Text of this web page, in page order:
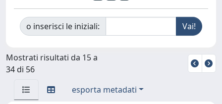
o inserisci le iniziali:
Mostrati risultati da 15 a
34 di 56
esporta metadati